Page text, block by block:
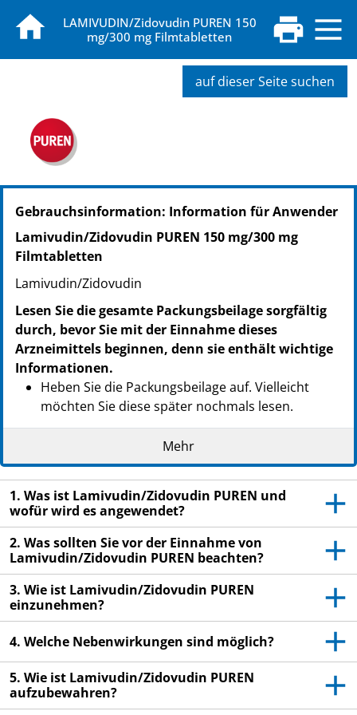
LAMIVUDIN/Zidovudin PUREN 150
mg/300 mg Filmtabletten
auf dieser Seite suchen
PZN: 15616534
PPN: 111561653466
NTIN: 04150156165347
Gebrauchsinformation: Information für Anwender
Lamivudin/Zidovudin PUREN 150 mg/300 mg
Filmtabletten
Lamivudin/Zidovudin
Lesen Sie die gesamte Packungsbeilage sorgfältig
durch, bevor Sie mit der Einnahme dieses
Arzneimittels beginnen, denn sie enthält wichtige
Informationen.
Heben Sie die Packungsbeilage auf. Vielleicht
möchten Sie diese später nochmals lesen.
Wenn Sie weitere Fragen haben, wenden Sie sich
an Ihren Arzt oder Apotheker.
Dieses Arzneimittel wurde Ihnen persönlich
verschrieben. Geben Sie es nicht an Dritte weiter.
Es kann anderen Menschen schaden, auch wenn
diese die gleichen Beschwerden haben wie Sie.
Wenn Sie Nebenwirkungen bemerken, wenden Sie
sich an Ihren Arzt oder Apotheker. Dies gilt auch
für Nebenwirkungen, die nicht in dieser
Packungsbeilage angegeben sind. Siehe Abschnitt
4.
Mehr
1. Was ist Lamivudin/Zidovudin PUREN und
wofür wird es angewendet?
2. Was sollten Sie vor der Einnahme von
Lamivudin/Zidovudin PUREN beachten?
3. Wie ist Lamivudin/Zidovudin PUREN
einzunehmen?
4. Welche Nebenwirkungen sind möglich?
5. Wie ist Lamivudin/Zidovudin PUREN
aufzubewahren?